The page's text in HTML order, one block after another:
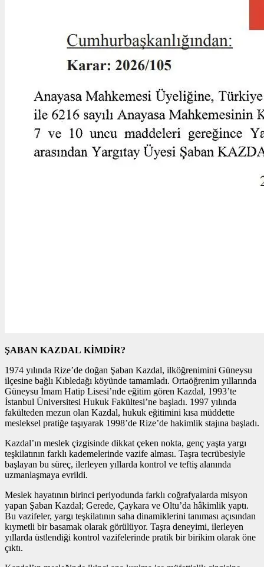
ŞABAN KAZDAL KİMDİR?
1974 yılında Rize’de doğan Şaban Kazdal, ilköğrenimini Güneysu
ilçesine bağlı Kıbledağı köyünde tamamladı. Ortaöğrenim yıllarında
Güneysu İmam Hatip Lisesi’nde eğitim gören Kazdal, 1993’te
İstanbul Üniversitesi Hukuk Fakültesi’ne başladı. 1997 yılında
fakülteden mezun olan Kazdal, hukuk eğitimini kısa müddette
mesleksel pratiğe taşıyarak 1998’de Rize’de hakimlik stajına başladı.
Kazdal’ın meslek çizgisinde dikkat çeken nokta, genç yaşta yargı
teşkilatının farklı kademelerinde vazife alması. Taşra tecrübesiyle
başlayan bu süreç, ilerleyen yıllarda kontrol ve teftiş alanında
uzmanlaşmaya evrildi.
Meslek hayatının birinci periyodunda farklı coğrafyalarda misyon
yapan Şaban Kazdal; Gerede, Çaykara ve Oltu’da hâkimlik yaptı.
Bu vazifeler, yargı teşkilatının saha dinamiklerini tanıması açısından
kıymetli bir basamak olarak görülüyor. Taşra deneyimi, ilerleyen
yıllarda üstlendiği kontrol vazifelerinde pratik bir birikim olarak öne
çıktı.